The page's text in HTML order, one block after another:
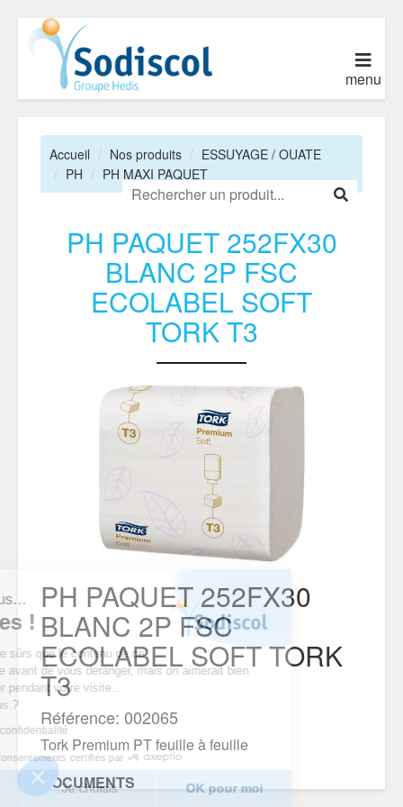
nous...
!
d’être sûrs que le contenu de ce
avant de vous déranger, mais on aimerait bien
pendant votre visite...
vous ?
de confidentialité
Consentements certifiés par
Je choisis OK pour moi
menu
Accueil Nos produits
ESSUYAGE / OUATE
PH
PH MAXI PAQUET
PH PAQUET 252FX30
BLANC 2P FSC
ECOLABEL SOFT
TORK T3
PH PAQUET 252FX30
BLANC 2P FSC
ECOLABEL SOFT TORK
T3
Référence: 002065
Tork Premium PT feuille à feuille
DOCUMENTS